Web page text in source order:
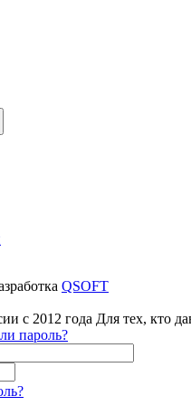
QSOFT
с 2012 года Для тех, кто
пароль?